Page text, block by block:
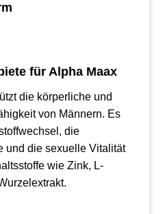
für Alpha Maax
die körperliche und
von Männern. Es
die
und die sexuelle Vitalität
wie Zink, L-